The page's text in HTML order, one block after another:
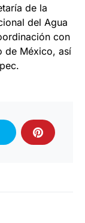
de la
del Agua
con
de México, así